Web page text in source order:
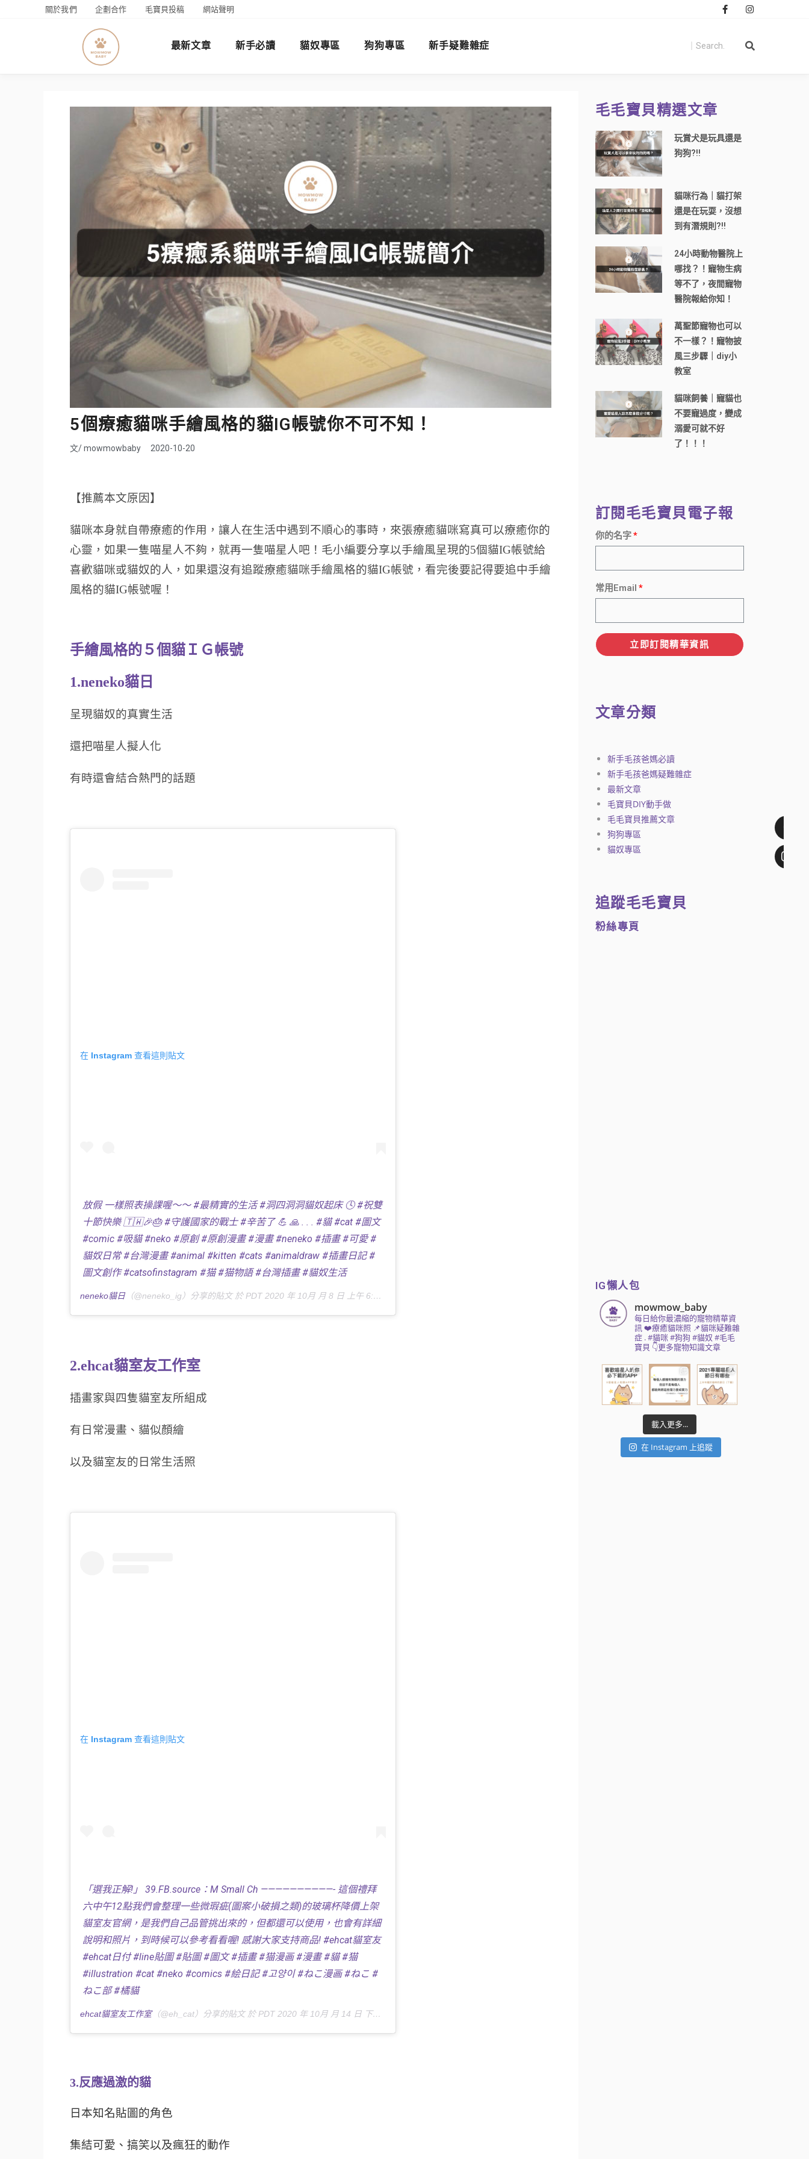
關於我們 企劃合作 毛寶貝投稿 網站聲明
最新文章 新手必讀 貓奴專區 狗狗專區 新手疑難雜症
5個療癒貓咪手繪風格的貓IG帳號你不可不知！
文/mowmowbaby 2020-10-20
【推薦本文原因】
貓咪本身就自帶療癒的作用，讓人在生活中遇到不順心的事​時，來張療癒貓咪寫真可以療癒你的
心靈，如果一隻喵星人不夠，就再一隻喵星人吧！毛小編要分享以手繪風呈現的5個貓IG帳號給
喜歡貓咪或貓奴的人，如果還沒有追蹤療癒貓咪手繪風格的貓IG帳號，看完後要記得要追中手繪
風格的貓IG帳號喔！
手繪風格的５個貓ＩＧ帳號
1.neneko貓日
呈現貓奴的真實生活
還把喵星人擬人化
有時還會結合熱門的話題
在 Instagram 查看這則貼文
放假 一樣照表操課喔～～ #最精實的生活 #洞四洞洞貓奴起床 🕓 #祝雙
十節快樂 🇹🇼🎉🎂 #守護國家的戰士 #辛苦了 💪 🙏 . . . #貓 #cat #圖文
#comic #吸貓 #neko #原創 #原創漫畫 #漫畫 #neneko #插畫 #可愛 #
貓奴日常 #台灣漫畫 #animal #kitten #cats #animaldraw #插畫日記 #
圖文創作 #catsofinstagram #猫 #猫物語 #台灣插畫 #貓奴生活
neneko貓日（@neneko_ig）分享的貼文 於PDT 2020 年 10月 月 8 日 上午 6:24
2.ehcat貓室友工作室
插畫家與四隻貓室友所組成
有日常漫畫、貓似顏繪
以及貓室友的日常生活照
在 Instagram 查看這則貼文
「選我正解!」 39.FB.source：M Small Ch ——————————- 這個禮拜
六中午12點我們會整理一些微瑕疵(圖案小破損之類)的玻璃杯降價上架
貓室友官網，是我們自己品管挑出來的，但都還可以使用，也會有詳細
說明和照片，到時候可以參考看看喔! 感謝大家支持商品! #ehcat貓室友
#ehcat日付 #line貼圖 #貼圖 #圖文 #插畫 #猫漫画 #漫畫 #貓 #猫
#illustration #cat #neko #comics #絵日記 #고양이 #ねこ漫画 #ねこ #
ねこ部 #橘貓
ehcat貓室友工作室（@eh_cat）分享的貼文 於 PDT 2020 年 10月 月 14 日 下午 8:41
3.反應過激的貓
日本知名貼圖的角色
集結可愛、搞笑以及瘋狂的動作
毛毛寶貝精選文章
玩賞犬是玩具還是
狗狗?!!
貓咪行為｜貓打架
還是在玩耍，沒想
到有潛規則?!!
24小時動物醫院上
哪找？！寵物生病
等不了，夜間寵物
醫院報給你知！
萬聖節寵物也可以
不一樣？！寵物披
風三步驟｜diy小
教室
貓咪飼養｜寵貓也
不要寵過度，變成
溺愛可就不好
了！！！
訂閱毛毛寶貝電子報
你的名字
常用Email
立即訂閱精華資訊
文章分類
新手毛孩爸媽必讀
新手毛孩爸媽疑難雜症
最新文章
毛寶貝DIY動手做
毛毛寶貝推薦文章
狗狗專區
貓奴專區
追蹤毛毛寶貝
粉絲專頁
IG懶人包
mowmow_baby
每日給你最濃縮的寵物精華資
訊❤️療癒貓咪照 📌貓咪疑難雜
症.#貓咪 #狗狗 #貓奴 #毛毛
寶貝 👇更多寵物知識文章
載入更多...
在 Instagram 上追蹤